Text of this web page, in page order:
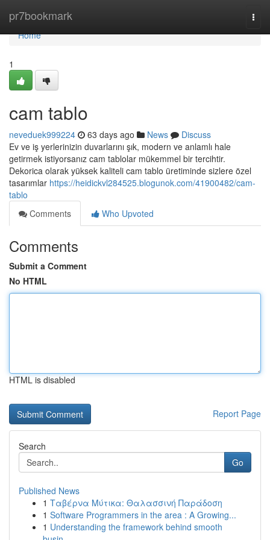
pr7bookmark
Home
Home
1
cam tablo
neveduek999224 63 days ago News
Discuss
Ev ve iş yerlerinizin duvarlarını şık, modern ve anlamlı hale
getirmek istiyorsanız cam tablolar mükemmel bir tercihtir.
Dekorica olarak yüksek kaliteli cam tablo üretiminde sizlere özel
tasarımlar https://heidickvl284525.blogunok.com/41900482/cam-
tablo
Comments
Who Upvoted
Comments
Submit a Comment
No HTML
HTML is disabled
Report Page
Search
Go
Published News
1 Ταβέρνα Μύτικα: Θαλασσινή Παράδοση
1 Software Programmers in the area : A Growing...
1 Understanding the framework behind smooth